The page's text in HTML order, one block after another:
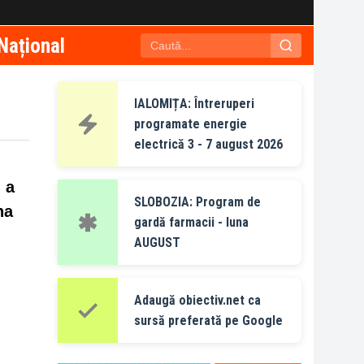
a
IALOMIȚA: Întreruperi
programate energie
electrică 3 - 7 august 2026
SLOBOZIA: Program de
gardă farmacii - luna
AUGUST
Adaugă obiectiv.net ca
sursă preferată pe Google